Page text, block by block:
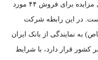
دارند، بانک ایران زمین اقدام به برگزاری مزایده برای فروش ۴۴ مورد
است. در این رابطه شرکت
به نمایندگی از بانک ایران
کشور قرار دارد، با شرایط